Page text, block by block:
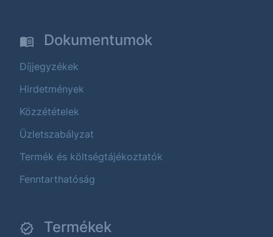
Dokumentumok
Díjjegyzékek
Hirdetmények
Közzétételek
Üzletszabályzat
Termék és költségtájékoztatók
Fenntarthatóság
Termékek